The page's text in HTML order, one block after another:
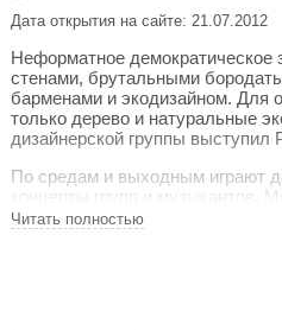
Дата открытия на сайте: 21.07.2012
Неформатное демократическое
стенами, брутальными
барменами и экодизайном. Для
только дерево и натуральные
дизайнерской группы выступил
По средам и выходным играют
концерты групп и музыкантов.
каждый найдет что-нибудь по
Читать полностью